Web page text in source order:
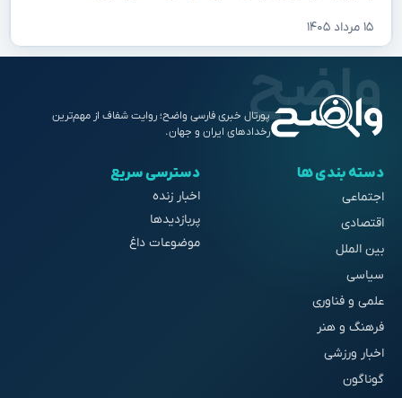
۱۵ مرداد ۱۴۰۵
پورتال خبری فارسی واضح؛ روایت شفاف از مهم‌ترین
رخدادهای ایران و جهان.
دسته بندی ها
اجتماعی
اقتصادی
بین الملل
سیاسی
علمی و فناوری
فرهنگ و هنر
اخبار ورزشی
گوناگون
دسترسی سریع
اخبار زنده
پربازدیدها
موضوعات داغ